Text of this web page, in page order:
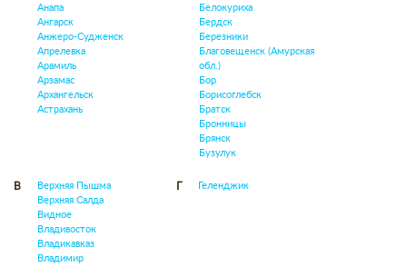
Анапа
Ангарск
Анжеро-Судженск
Апрелевка
Арамиль
Арзамас
Архангельск
Астрахань
Белокуриха
Бердск
Березники
Благовещенск (Амурская
обл.)
Бор
Борисоглебск
Братск
Бронницы
Брянск
Бузулук
В
Верхняя Пышма
Верхняя Салда
Видное
Владивосток
Владикавказ
Владимир
Геленджик